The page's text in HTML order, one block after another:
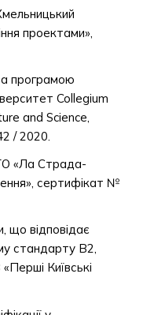
проектами»,
програмою
Collegium
and Science,
/ 2020.
«Ла Страда-
сертифікат №
що відповідає
стандарту В2,
Київські